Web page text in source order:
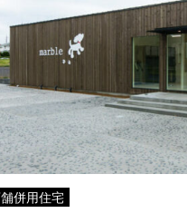
舗併用住宅